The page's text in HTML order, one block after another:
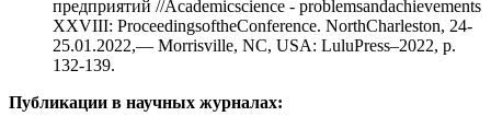
предприятий //Academicscience - problemsandachievements
XXVIII: ProceedingsoftheConference. NorthCharleston, 24-
25.01.2022,— Morrisville, NC, USA: LuluPress–2022, p.
132-139.
Публикации в научных журналах: